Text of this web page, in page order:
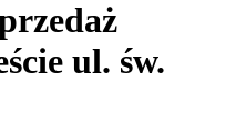
ul. św.